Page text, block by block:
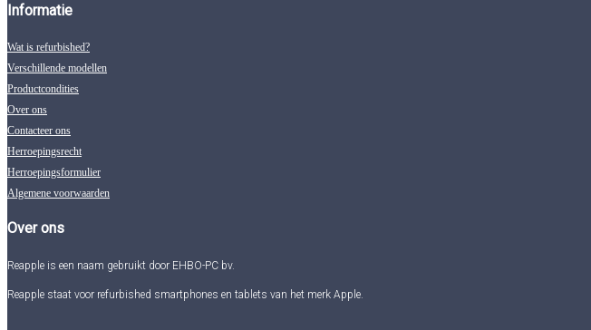
Informatie
Wat is refurbished?
Verschillende modellen
Productcondities
Over ons
Contacteer ons
Herroepingsrecht
Herroepingsformulier
Algemene voorwaarden
Over ons
Reapple is een naam gebruikt door EHBO-PC bv.
Reapple staat voor refurbished smartphones en tablets van het merk Apple.